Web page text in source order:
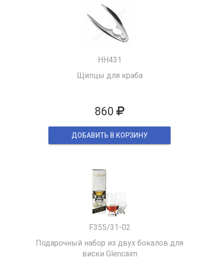
HH431
Щипцы для краба
860
ДОБАВИТЬ В КОРЗИНУ
F355/31-02
Подарочный набор из двух бокалов для
виски Glencairn